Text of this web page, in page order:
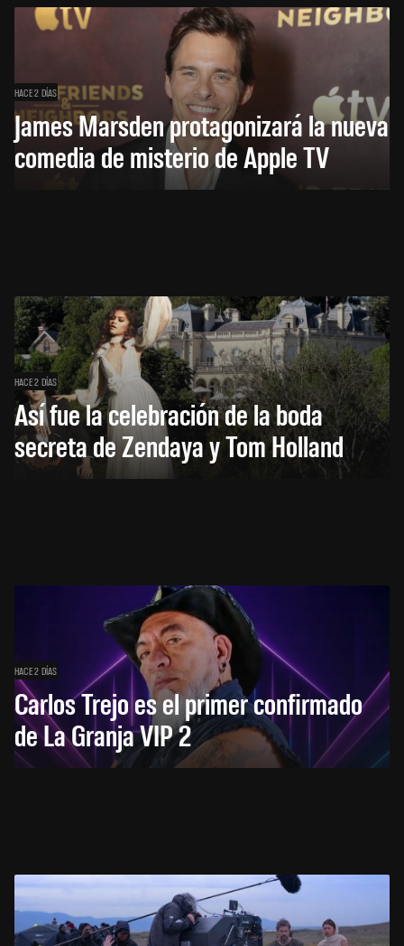
HACE 2 DÍAS
James Marsden protagonizará la nueva
comedia de misterio de Apple TV
HACE 2 DÍAS
Así fue la celebración de la boda
secreta de Zendaya y Tom Holland
HACE 2 DÍAS
Carlos Trejo es el primer confirmado
de La Granja VIP 2